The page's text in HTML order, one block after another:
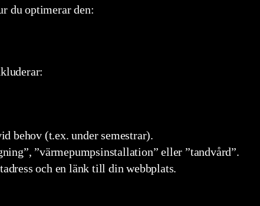
du optimerar den:
behov (t.ex. under semestrar).
”värmepumpsinstallation” eller ”tandvård”.
och en länk till din webbplats.